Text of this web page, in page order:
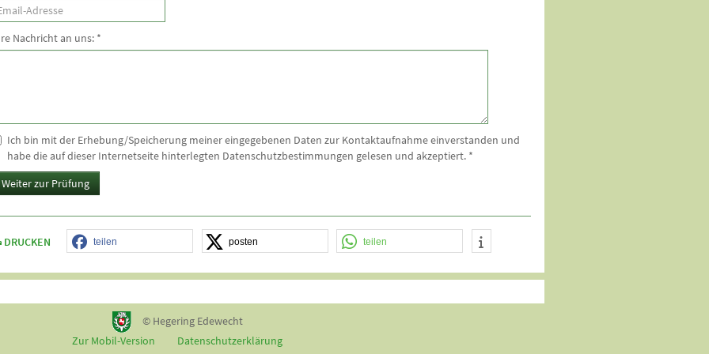
Nachricht an uns: *
Ich bin mit der Erhebung/Speicherung meiner eingegebenen Daten zur Kontaktaufnahme einverstanden und
habe die auf dieser Internetseite hinterlegten Datenschutzbestimmungen gelesen und akzeptiert. *
Weiter zur Prüfung
DRUCKEN teilen posten teilen
© Hegering Edewecht
Zur Mobil-Version
Datenschutzerklärung